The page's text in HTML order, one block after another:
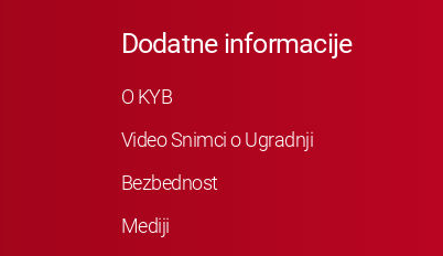
Dodatne informacije
O KYB
Video Snimci o Ugradnji
Bezbednost
Mediji